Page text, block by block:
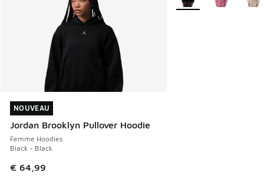
NOUVEAU
Jordan Brooklyn Pullover Hoodie
Femme Hoodies
Black - Black
€ 64,99
NOUVEAU